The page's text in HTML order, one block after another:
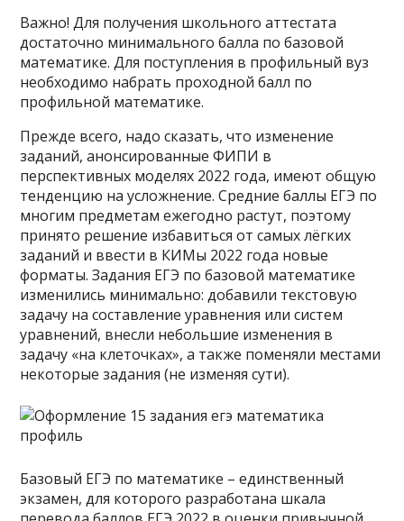
Важно! Для получения школьного аттестата
достаточно минимального балла по базовой
математике. Для поступления в профильный вуз
необходимо набрать проходной балл по
профильной математике.
Прежде всего, надо сказать, что изменение
заданий, анонсированные ФИПИ в
перспективных моделях 2022 года, имеют общую
тенденцию на усложнение. Средние баллы ЕГЭ по
многим предметам ежегодно растут, поэтому
принято решение избавиться от самых лёгких
заданий и ввести в КИМы 2022 года новые
форматы. Задания ЕГЭ по базовой математике
изменились минимально: добавили текстовую
задачу на составление уравнения или систем
уравнений, внесли небольшие изменения в
задачу «на клеточках», а также поменяли местами
некоторые задания (не изменяя сути).
Базовый ЕГЭ по математике – единственный
экзамен, для которого разработана шкала